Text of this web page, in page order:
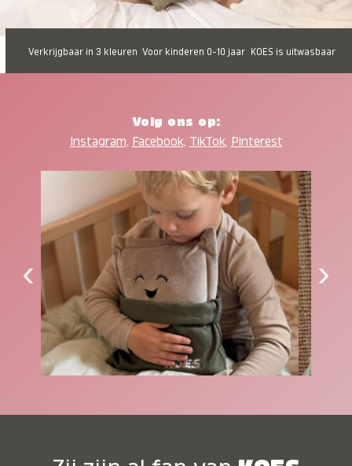
Verkrijgbaar in 3 kleuren Voor kinderen 0-10 jaar KOES is uitwasbaar
Volg ons op:
Instagram, Facebook, TikTok, Pinterest
‹ ›